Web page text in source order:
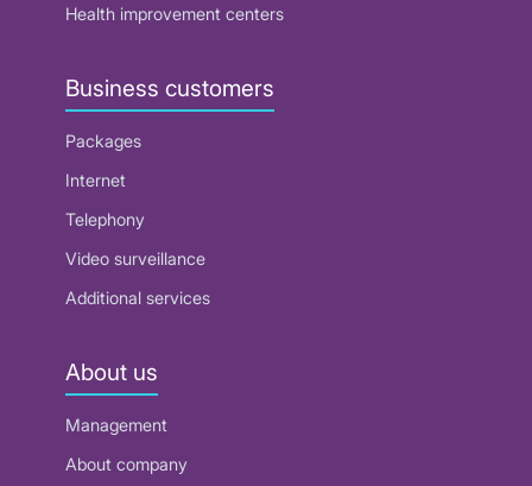
Health improvement centers
Business customers
Packages
Internet
Telephony
Video surveillance
Additional services
About us
Management
About company